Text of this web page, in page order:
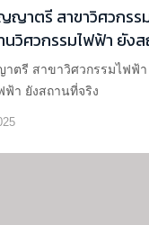
าตรี สาขาวิศวกรร
วิศวกรรมไฟฟ้า ยัง
ตรี สาขาวิศวกรรมไฟฟ้า
ฟ้า ยังสถานที่จริง